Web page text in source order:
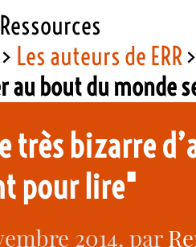
> Les auteurs de ERR
au bout du monde
très bizarre
pour lire"
2014, par